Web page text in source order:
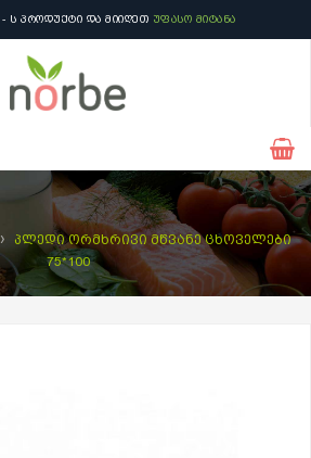
- Ს ᲞᲠᲝᲓᲣᲥᲢᲘ ᲓᲐ ᲛᲘᲘᲦᲔᲗ ᲣᲤᲐᲡᲝ ᲛᲘᲢᲐᲜᲐ
›
პლედი ორმხრივი მწვანე ცხოველები
75*100